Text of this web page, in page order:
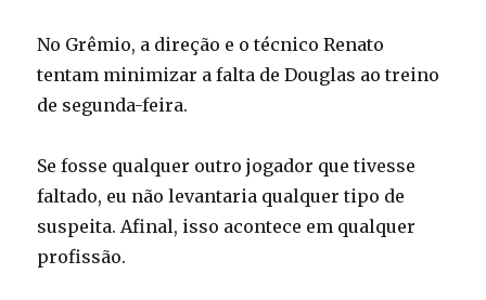
No Grêmio, a direção e o técnico Renato
tentam minimizar a falta de Douglas ao treino
de segunda-feira.
Se fosse qualquer outro jogador que tivesse
faltado, eu não levantaria qualquer tipo de
suspeita. Afinal, isso acontece em qualquer
profissão.